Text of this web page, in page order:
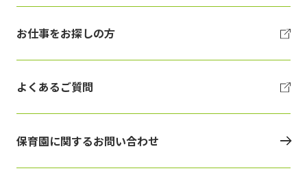
お仕事をお探しの方
よくあるご質問
保育園に関するお問い合わせ